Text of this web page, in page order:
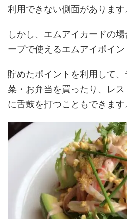
利用できない側面があります
しかし、エムアイカードの
ープで使えるエムアイポイン
貯めたポイントを利用して
菜・お弁当を買ったり、レ
に舌鼓を打つこともできます